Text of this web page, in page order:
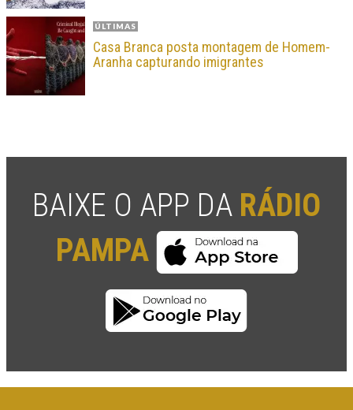
ÚLTIMAS
Casa Branca posta montagem de Homem-
Aranha capturando imigrantes
BAIXE O APP DA RÁDIO
PAMPA